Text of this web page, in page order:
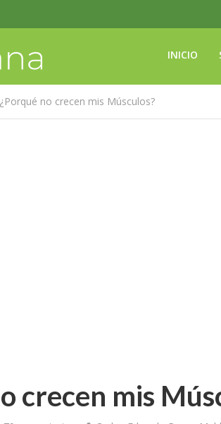
INICIO
¿Porqué no crecen mis Músculos?
crecen mis